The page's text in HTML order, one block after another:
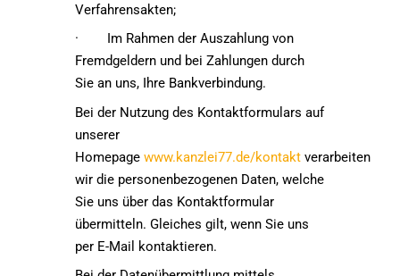
Verfahrensakten;
· Im Rahmen der Auszahlung von
Fremdgeldern und bei Zahlungen durch
Sie an uns, Ihre Bankverbindung.
Bei der Nutzung des Kontaktformulars auf
unserer
Homepage www.kanzlei77.de/kontakt verarbeiten
wir die personenbezogenen Daten, welche
Sie uns über das Kontaktformular
übermitteln. Gleiches gilt, wenn Sie uns
per E-Mail kontaktieren.